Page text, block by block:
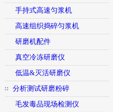
手持式高速匀浆机
高速组织捣碎匀浆机
研磨机配件
真空冷冻研磨仪
低温&灭活研磨仪
分析测试研磨粉碎
毛发毒品现场检测仪